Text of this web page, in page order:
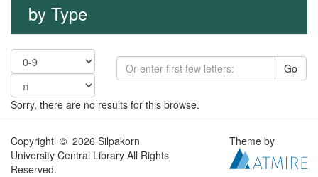
by Type
Go
Sorry, there are no results for this browse.
Copyright © 2026 Silpakorn
University Central Library All Rights
Reserved.
Theme by